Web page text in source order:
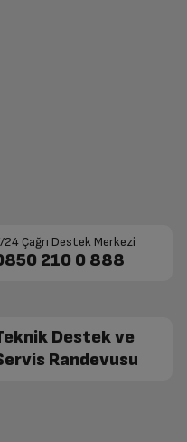
24 Çağrı Destek Merkezi
210 0 888
Destek ve
Randevusu